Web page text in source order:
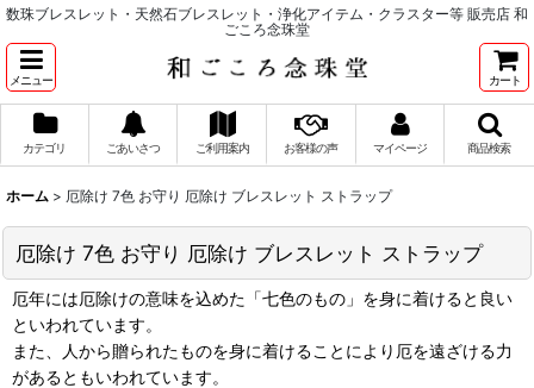
数珠ブレスレット・天然石ブレスレット・浄化アイテム・クラスター等 販売店 和
ごころ念珠堂
メニュー カート
カテゴリ ごあいさつ ご利用案内 お客様の声 マイページ 商品検索
ホーム > 厄除け 7色 お守り 厄除け ブレスレット ストラップ
厄除け 7色 お守り 厄除け ブレスレット ストラップ
厄年には厄除けの意味を込めた「七色のもの」を身に着けると良い
といわれています。
また、人から贈られたものを身に着けることにより厄を遠ざける力
があるともいわれています。